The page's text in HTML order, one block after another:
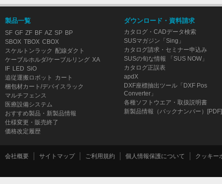
製品一覧
SF GF ZF BF AZ SP BP
SBOX TBOX CBOX
スケルトンラック 配線ダクト
ケーブルホルダ/ケーブルリング XA
IF LED SiO
追従運搬ロボット
カート
梱包材カート/デバイスラック
マルチフェンス
医療設備システム
おすすめ製品・新製品情報
仕様変更・販売終了
価格改定履歴
ダウンロード・資料請求
カタログ・CADデータ検索
SUSマガジン「Sing」
カタログ請求・セミナー申込み
SUSの旬な情報 「SUS NOW」
カタログ正誤表
apdX
DXF座標抽出ツール「DXF Pos
Converter」
各種ソフトウエア・取扱説明書
新製品情報（バックナンバー）[PDF]
会社概要 サイトマップ ご利用規約 個人情報保護について クッキー